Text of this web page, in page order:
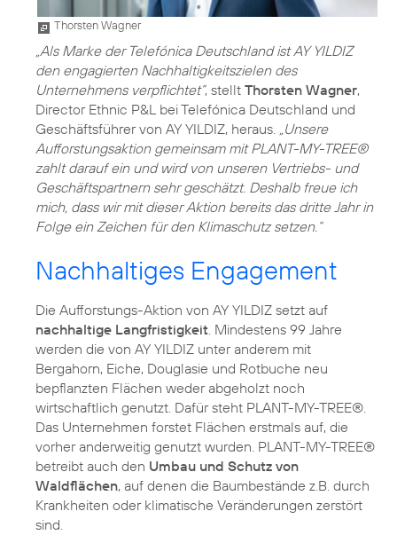
Thorsten Wagner
„Als Marke der Telefónica Deutschland ist AY YILDIZ
den engagierten Nachhaltigkeitszielen des
Unternehmens verpflichtet“, stellt Thorsten Wagner,
Director Ethnic P&L bei Telefónica Deutschland und
Geschäftsführer von AY YILDIZ, heraus. „Unsere
Aufforstungsaktion gemeinsam mit PLANT-MY-TREE®
zahlt darauf ein und wird von unseren Vertriebs- und
Geschäftspartnern sehr geschätzt. Deshalb freue ich
mich, dass wir mit dieser Aktion bereits das dritte Jahr in
Folge ein Zeichen für den Klimaschutz setzen.“
Nachhaltiges Engagement
Die Aufforstungs-Aktion von AY YILDIZ setzt auf
nachhaltige Langfristigkeit. Mindestens 99 Jahre
werden die von AY YILDIZ unter anderem mit
Bergahorn, Eiche, Douglasie und Rotbuche neu
bepflanzten Flächen weder abgeholzt noch
wirtschaftlich genutzt. Dafür steht PLANT-MY-TREE®.
Das Unternehmen forstet Flächen erstmals auf, die
vorher anderweitig genutzt wurden. PLANT-MY-TREE®
betreibt auch den Umbau und Schutz von
Waldflächen, auf denen die Baumbestände z.B. durch
Krankheiten oder klimatische Veränderungen zerstört
sind.